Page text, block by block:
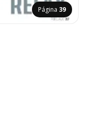
Página 39